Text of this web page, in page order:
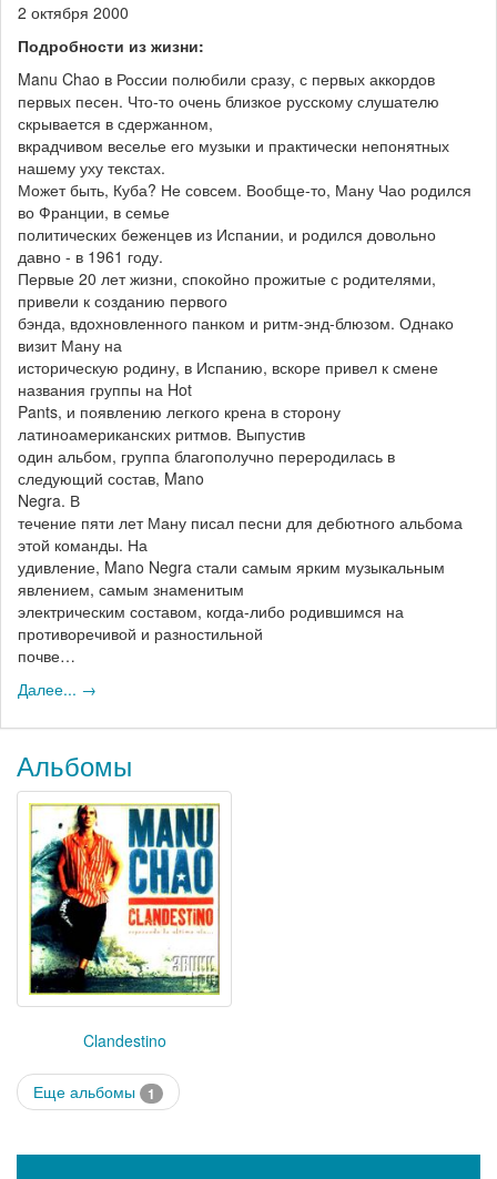
2 октября 2000
Подробности из жизни:
Manu Chao в России полюбили сразу, с первых аккордов
первых песен. Что-то очень близкое русскому слушателю
скрывается в сдержанном,
вкрадчивом веселье его музыки и практически непонятных
нашему уху текстах.
Может быть, Куба? Не совсем. Вообще-то, Ману Чао родился
во Франции, в семье
политических беженцев из Испании, и родился довольно
давно - в 1961 году.
Первые 20 лет жизни, спокойно прожитые с родителями,
привели к созданию первого
бэнда, вдохновленного панком и ритм-энд-блюзом. Однако
визит Ману на
историческую родину, в Испанию, вскоре привел к смене
названия группы на Hot
Pants, и появлению легкого крена в сторону
латиноамериканских ритмов. Выпустив
один альбом, группа благополучно переродилась в
следующий состав, Mano
Negra. В
течение пяти лет Ману писал песни для дебютного альбома
этой команды. На
удивление, Mano Negra стали самым ярким музыкальным
явлением, самым знаменитым
электрическим составом, когда-либо родившимся на
противоречивой и разностильной
почве…
Далее... →
Альбомы
Clandestino
Еще альбомы 1